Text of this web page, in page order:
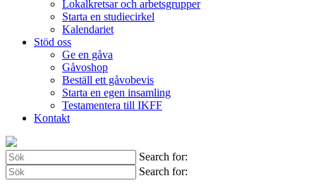
Lokalkretsar och arbetsgrupper
Starta en studiecirkel
Kalendariet
Stöd oss
Ge en gåva
Gåvoshop
Beställ ett gåvobevis
Starta en egen insamling
Testamentera till IKFF
Kontakt
Search for:
Search for: